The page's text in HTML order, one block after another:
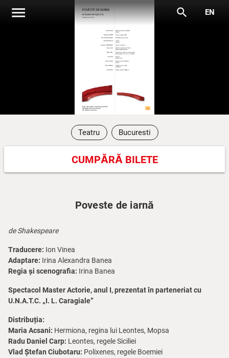
menu search EN
Teatru Bucuresti
CUMPĂRĂ BILETE
Poveste de iarnă
de Shakespeare
Traducere: Ion Vinea
Adaptare: Irina Alexandra Banea
Regia și scenografia: Irina Banea
Spectacol Master Actorie, anul I, prezentat în parteneriat cu
U.N.A.T.C. „I. L. Caragiale”
Distribuția:
Maria Acsani: Hermiona, regina lui Leontes, Mopsa
Radu Daniel Carp: Leontes, regele Siciliei
Vlad Ștefan Ciubotaru: Polixenes, regele Boemiei